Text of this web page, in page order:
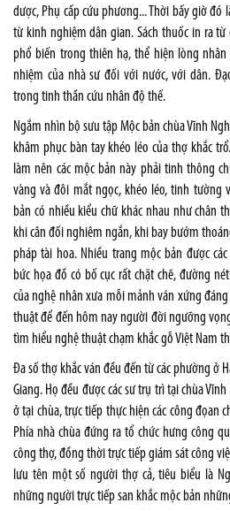
dược, Phụ cấp cứu phương... Thời bấy giờ đó
từ kinh nghiệm dân gian. Sách thuốc in ra
phổ biến trong thiên hạ, thể hiện lòng nhân
nhiệm của nhà sư đối với nước, với dân.
trong tinh thần cứu nhân độ thế.
Ngắm nhìn bộ sưu tập Mộc bản chùa Vĩnh
khâm phục bàn tay khéo léo của thợ khắc
làm nên các mộc bản này phải tinh thông
vàng và đôi mắt ngọc, khéo léo, tinh tường
bản có nhiều kiểu chữ khác nhau như
khi cân đối nghiêm ngắn, khi bay bướm
pháp tài hoa. Nhiều trang mộc bản được
bức họa đồ có bố cục rất chặt chẽ, đường
của nghệ nhân xưa mỗi mảnh ván xứng
thuật để đến hôm nay người đời ngưỡng
tìm hiểu nghệ thuật chạm khắc gỗ Việt Nam
Đa số thợ khắc ván đều đến từ các phường ở
Giang. Họ đều được các sư trụ trì tại chùa
ở tại chùa, trực tiếp thực hiện các công đọan
Phía nhà chùa đứng ra tổ chức hưng công
công thợ, đồng thời trực tiếp giám sát công
lưu tên một số người thợ cả, tiêu biểu là
những người trực tiếp san khắc mộc bản